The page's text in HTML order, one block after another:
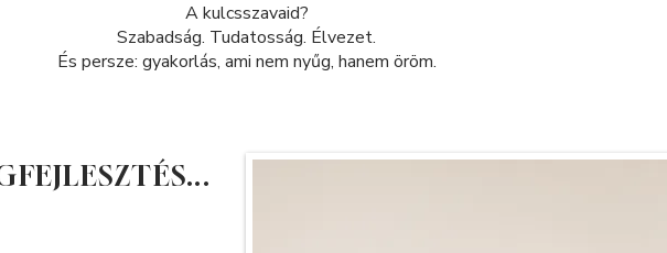
A kulcsszavaid?
Szabadság. Tudatosság. Élvezet.
És persze: gyakorlás, ami nem nyűg, hanem öröm.